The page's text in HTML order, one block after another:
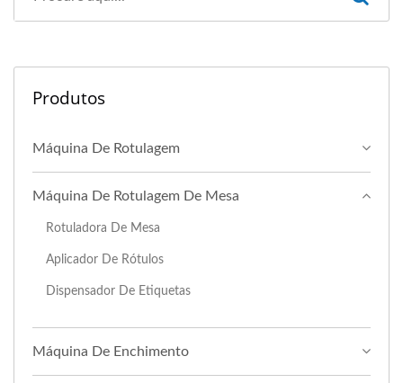
Produtos
Máquina De Rotulagem
Máquina De Rotulagem De Mesa
Rotuladora De Mesa
Aplicador De Rótulos
Dispensador De Etiquetas
Máquina De Enchimento